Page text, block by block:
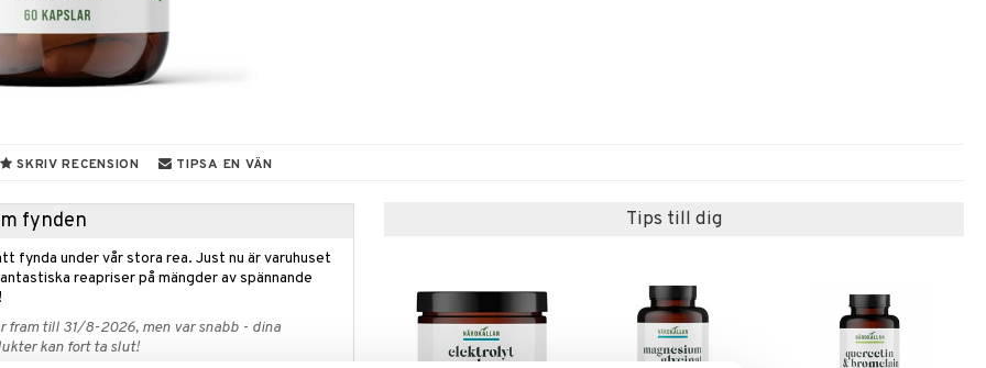
SKRIV RECENSION TIPSA EN VÄN
fynden
fynda under vår stora rea. Just nu är varuhuset
reapriser på mängder av spännande
fram till 31/8-2026, men var snabb - dina
kan fort ta slut!
Tips till dig